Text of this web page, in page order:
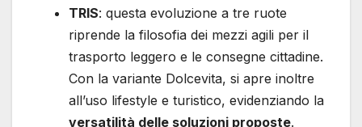
TRIS: questa evoluzione a tre ruote
riprende la filosofia dei mezzi agili per il
trasporto leggero e le consegne cittadine.
Con la variante Dolcevita, si apre inoltre
all’uso lifestyle e turistico, evidenziando la
versatilità delle soluzioni proposte.